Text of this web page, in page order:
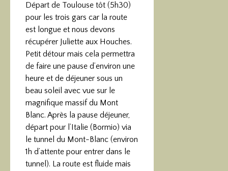
Départ de Toulouse tôt (5h30)
pour les trois gars car la route
est longue et nous devons
récupérer Juliette aux Houches.
Petit détour mais cela permettra
de faire une pause d’environ une
heure et de déjeuner sous un
beau soleil avec vue sur le
magnifique massif du Mont
Blanc. Après la pause déjeuner,
départ pour l’Italie (Bormio) via
le tunnel du Mont-Blanc (environ
1h d’attente pour entrer dans le
tunnel). La route est fluide mais